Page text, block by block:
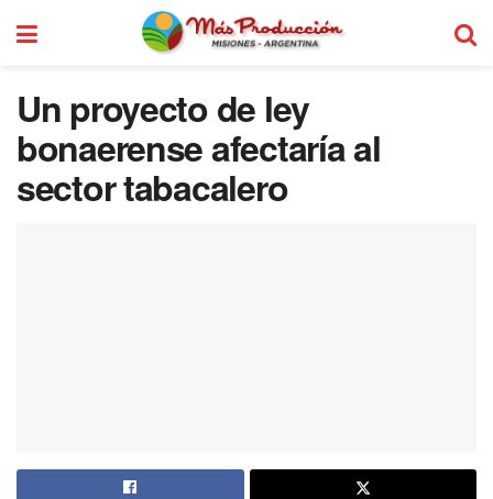
Un proyecto de ley
bonaerense afectaría al
sector tabacalero